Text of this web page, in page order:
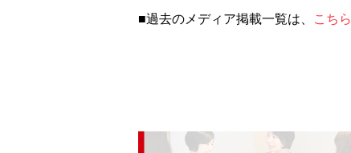
■過去のメディア掲載一覧は、 こちら